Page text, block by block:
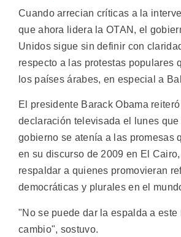
Cuando arrecian críticas a la
que ahora lidera la OTAN, el
Unidos sigue sin definir con
respecto a las protestas populares
los países árabes, en especial a
El presidente Barack Obama
declaración televisada el lunes
gobierno se atenía a las promesas
en su discurso de 2009 en El
respaldar a quienes promovieran
democráticas y plurales en el
"No se puede dar la espalda a este
cambio", sostuvo.